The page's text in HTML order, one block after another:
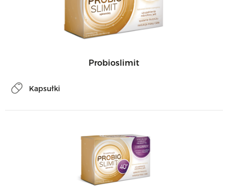
Probioslimit
Kapsułki